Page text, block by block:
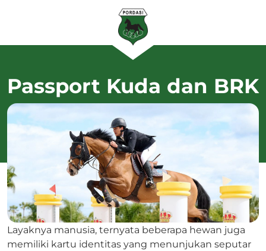
Passport Kuda dan BRK
Layaknya manusia, ternyata beberapa hewan juga
memiliki kartu identitas yang menunjukan seputar